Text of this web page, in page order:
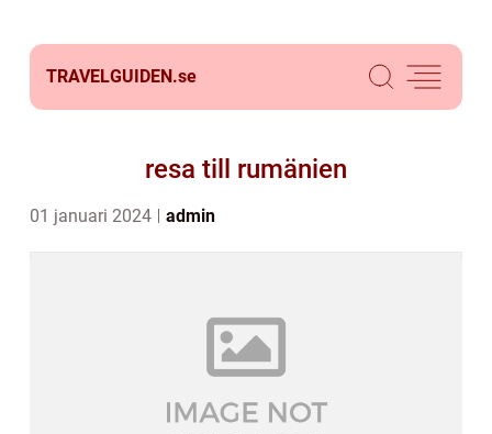
TRAVELGUIDEN.se
resa till rumänien
01 januari 2024 admin